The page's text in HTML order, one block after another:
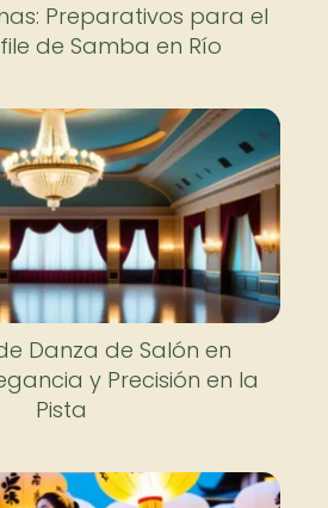
Preparativos para el
de Samba en Río
Danza de Salón en
y Precisión en la
Pista